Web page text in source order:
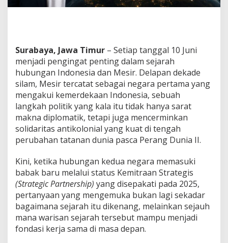
I
b
u
n
g
a
n
L
a
m
a
a
n
g
M
e
n
c
a
r
Surabaya, Jawa Timur – Setiap tanggal 10 Juni
menjadi pengingat penting dalam sejarah
hubungan Indonesia dan Mesir. Delapan dekade
silam, Mesir tercatat sebagai negara pertama yang
mengakui kemerdekaan Indonesia, sebuah
langkah politik yang kala itu tidak hanya sarat
makna diplomatik, tetapi juga mencerminkan
solidaritas antikolonial yang kuat di tengah
perubahan tatanan dunia pasca Perang Dunia II.
Kini, ketika hubungan kedua negara memasuki
babak baru melalui status Kemitraan Strategis
(Strategic Partnership) yang disepakati pada 2025,
pertanyaan yang mengemuka bukan lagi sekadar
bagaimana sejarah itu dikenang, melainkan sejauh
mana warisan sejarah tersebut mampu menjadi
fondasi kerja sama di masa depan.